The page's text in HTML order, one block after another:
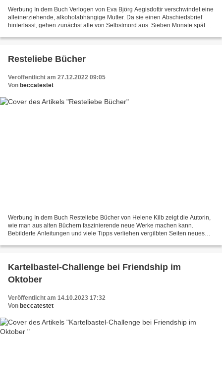
Werbung In dem Buch Verlogen von Eva Björg Aegisdottir verschwindet eine
alleinerziehende, alkoholabhängige Mutter. Da sie einen Abschiedsbrief
hinterlässt, gehen zunächst alle von Selbstmord aus. Sieben Monate später
Resteliebe Bücher
Veröffentlicht am 27.12.2022 09:05
Von beccatestet
Werbung In dem Buch Resteliebe Bücher von Helene Kilb zeigt die Autorin,
wie man aus alten Büchern faszinierende neue Werke machen kann.
Bebilderte Anleitungen und viele Tipps verliehen vergilbten Seiten neues
Kartelbastel-Challenge bei Friendship im
Oktober
Veröffentlicht am 14.10.2023 17:32
Von beccatestet